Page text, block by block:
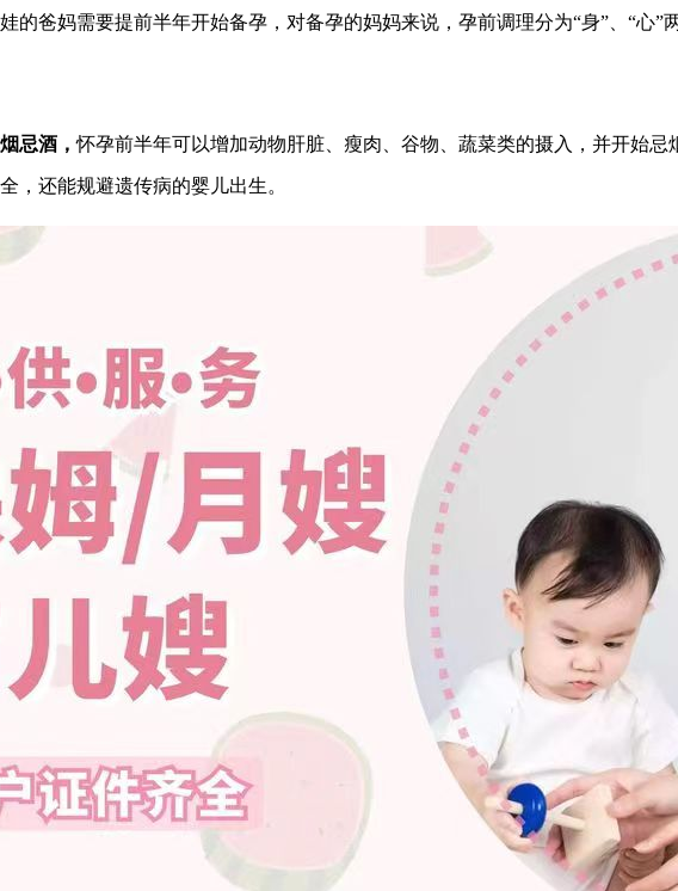
的爸妈需要提前半年开始备孕，对备孕的妈妈来说，孕前调理分为“身”、“心”
忌酒 ，怀孕前半年可以增加动物肝脏、瘦肉、谷物、蔬菜类的摄入，并开始
，还能规避遗传病的婴儿出生。